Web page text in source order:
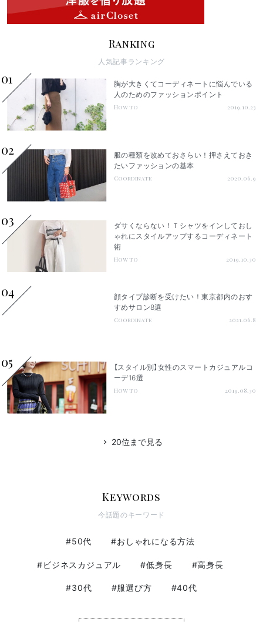
Ranking
人気記事ランキング
01
胸が大きくてコーディネートに悩んでいる
人のためのファッションポイント
How to 2019.10.23
02
服の種類を改めておさらい！押さえておき
たいファッションの基本
Coordinate 2020.06.9
03
ダサくならない！Ｔシャツをインしておし
ゃれにスタイルアップするコーディネート
術
How to 2019.10.30
04
顔タイプ診断を受けたい！東京都内のおす
すめサロン8選
Coordinate 2021.06.8
05
【スタイル別】女性のスマートカジュアルコ
ーデ16選
How to 2019.08.30
chevron_right 20位まで見る
Keywords
今話題のキーワード
#50代
#おしゃれになる方法
#ビジネスカジュアル
#低身長
#高身長
#30代
#服選び方 #40代